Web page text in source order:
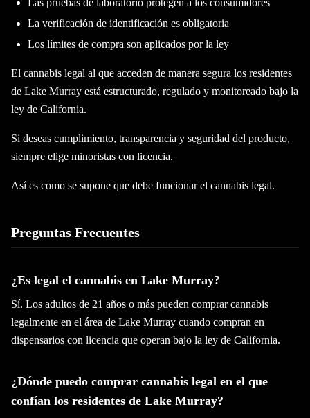
Las pruebas de laboratorio protegen a los consumidores
La verificación de identificación es obligatoria
Los límites de compra son aplicados por la ley
El cannabis legal al que acceden de manera segura los residentes
de Lake Murray está estructurado, regulado y monitoreado bajo la
ley de California.
Si deseas cumplimiento, transparencia y seguridad del producto,
siempre elige minoristas con licencia.
Así es como se supone que debe funcionar el cannabis legal.
Preguntas Frecuentes
¿Es legal el cannabis en Lake Murray?
Sí. Los adultos de 21 años o más pueden comprar cannabis
legalmente en el área de Lake Murray cuando compran en
dispensarios con licencia que operan bajo la ley de California.
¿Dónde puedo comprar cannabis legal en el que
confían los residentes de Lake Murray?